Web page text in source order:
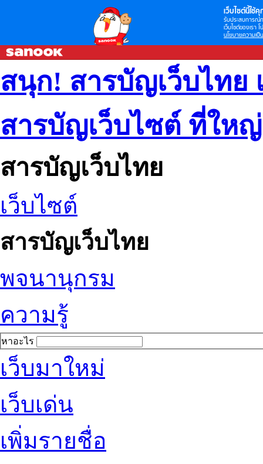
เว็บไซต์นี้ใช้คุ
รับประสบการณ์
เว็บไซต์ของเรา
นโยบายความเป็
สนุก! สารบัญเว็บไทย
สารบัญเว็บไซต์ ที่ให
สารบัญเว็บไทย
เว็บไซต์
สารบัญเว็บไทย
พจนานุกรม
ความรู้
หาอะไร
เว็บมาใหม่
เว็บเด่น
เพิ่มรายชื่อ